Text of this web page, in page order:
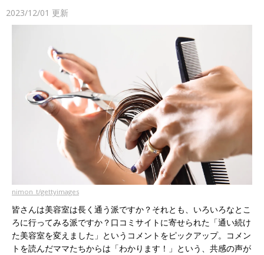
2023/12/01 更新
nimon_t/gettyimages
皆さんは美容室は長く通う派ですか？それとも、いろいろなとこ
ろに行ってみる派ですか？口コミサイトに寄せられた「通い続け
た美容室を変えました」というコメントをピックアップ。コメン
トを読んだママたちからは「わかります！」という、共感の声が